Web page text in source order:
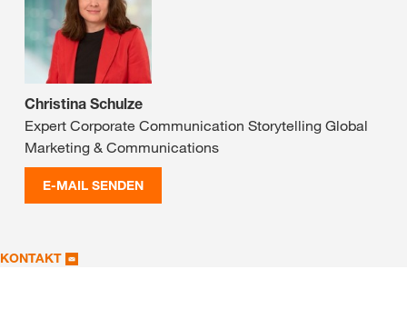
Christina Schulze
Expert Corporate Communication Storytelling Global
Marketing & Communications
E-MAIL SENDEN
KONTAKT